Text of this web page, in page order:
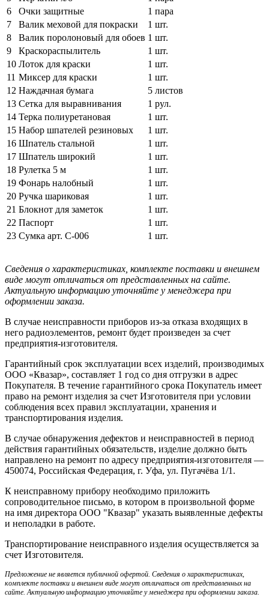
6
Очки защитные
1 пара
7
Валик меховой для покраски
1 шт.
8
Валик поролоновый для обоев 1 шт.
9
Краскораспылитель
1 шт.
10 Лоток для краски
1 шт.
11 Миксер для краски
1 шт.
12 Наждачная бумага
5 листов
13 Сетка для выравнивания
1 рул.
14 Терка полиуретановая
1 шт.
15 Набор шпателей резиновых
1 шт.
16 Шпатель стальной
1 шт.
17 Шпатель широкий
1 шт.
18 Рулетка 5 м
1 шт.
19 Фонарь налобный
1 шт.
20 Ручка шариковая
1 шт.
21 Блокнот для заметок
1 шт.
22 Паспорт
1 шт.
23 Сумка арт. С-006 1 шт.
Сведения о характеристиках, комплекте поставки и внешнем
виде могут отличаться от представленных на сайте.
Актуальную информацию уточняйте у менеджера при
оформлении заказа.
В случае неисправности приборов из-за отказа входящих в
него радиоэлементов, ремонт будет произведен за счет
предприятия-изготовителя.
Гарантийный срок эксплуатации всех изделий, производимых
ООО «Квазар», составляет 1 год со дня отгрузки в адрес
Покупателя. В течение гарантийного срока Покупатель имеет
право на ремонт изделия за счет Изготовителя при условии
соблюдения всех правил эксплуатации, хранения и
транспортирования изделия.
В случае обнаружения дефектов и неисправностей в период
действия гарантийных обязательств, изделие должно быть
направлено на ремонт по адресу предприятия-изготовителя —
450074, Российская Федерация, г. Уфа, ул. Пугачёва 1/1.
К неисправному прибору необходимо приложить
сопроводительное письмо, в котором в произвольной форме
на имя директора ООО "Квазар" указать выявленные дефекты
и неполадки в работе.
Транспортирование неисправного изделия осуществляется за
счет Изготовителя.
Предложение не является публичной офертой. Сведения о характеристиках,
комплекте поставки и внешнем виде могут отличаться от представленных на
сайте. Актуальную информацию уточняйте у менеджера при оформлении заказа.